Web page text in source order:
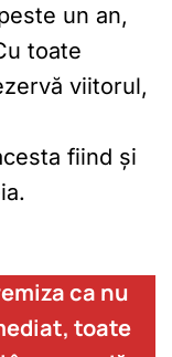
un an,
toate
viitorul,
fiind și
ca nu
toate